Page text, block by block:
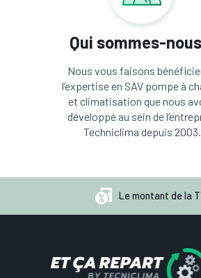
Qui sommes-
Nous vous faisons
l’expertise en SAV pompe à
et climatisation que nous
développé au sein de
Techniclima depuis 2003.
Le montant de la